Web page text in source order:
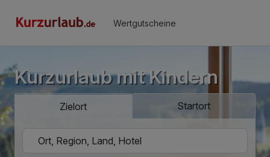
Wertgutscheine
Kurzurlaub mit Kindern
Zielort Startort